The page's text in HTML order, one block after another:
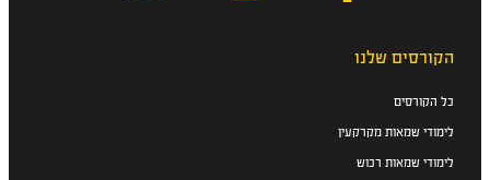
הקורסים שלנו
כל הקורסים
לימודי שמאות מקרקעין
לימודי שמאות רכוש